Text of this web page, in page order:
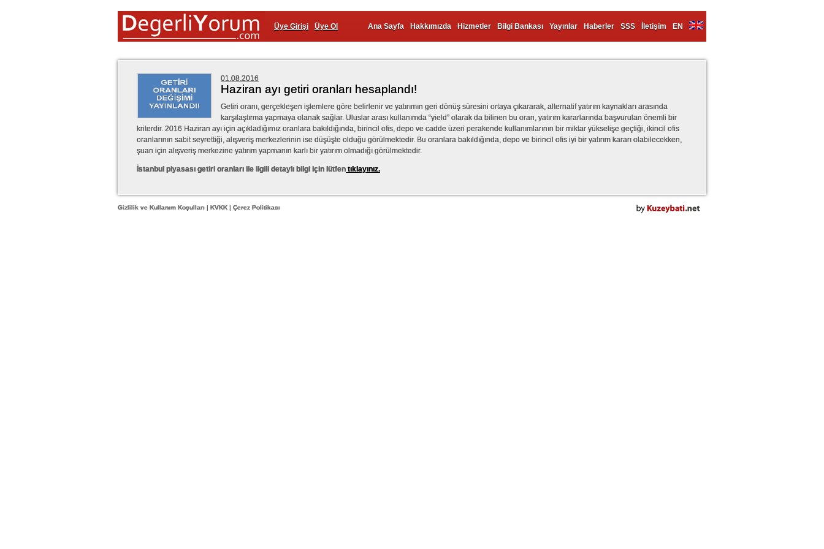
Üye Girişi Üye Ol Ana Sayfa Hakkımızda Hizmetler Bilgi Bankası Yayınlar Haberler SSS İletişim EN
01.08.2016
Haziran ayı getiri oranları hesaplandı!
Getiri oranı, gerçekleşen işlemlere göre belirlenir ve yatırımın geri dönüş süresini ortaya çıkararak, alternatif yatırım kaynakları arasında
karşılaştırma yapmaya olanak sağlar. Uluslar arası kullanımda “yield” olarak da bilinen bu oran, yatırım kararlarında başvurulan önemli bir
kriterdir. 2016 Haziran ayı için açıkladığımız oranlara bakıldığında, birincil ofis, depo ve cadde üzeri perakende kullanımlarının bir miktar yükselişe geçtiği, ikincil ofis
oranlarının sabit seyrettiği, alışveriş merkezlerinin ise düşüşte olduğu görülmektedir. Bu oranlara bakıldığında, depo ve birincil ofis iyi bir yatırım kararı olabilecekken,
şuan için alışveriş merkezine yatırım yapmanın karlı bir yatırım olmadığı görülmektedir.
İstanbul piyasası getiri oranları ile ilgili detaylı bilgi için lütfen tıklayınız.
Gizlilik ve Kullanım Koşulları | KVKK | Çerez Politikası